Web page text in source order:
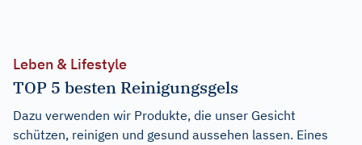
Leben & Lifestyle
TOP 5 besten Reinigungsgels
Dazu verwenden wir Produkte, die unser Gesicht
schützen, reinigen und gesund aussehen lassen. Eines